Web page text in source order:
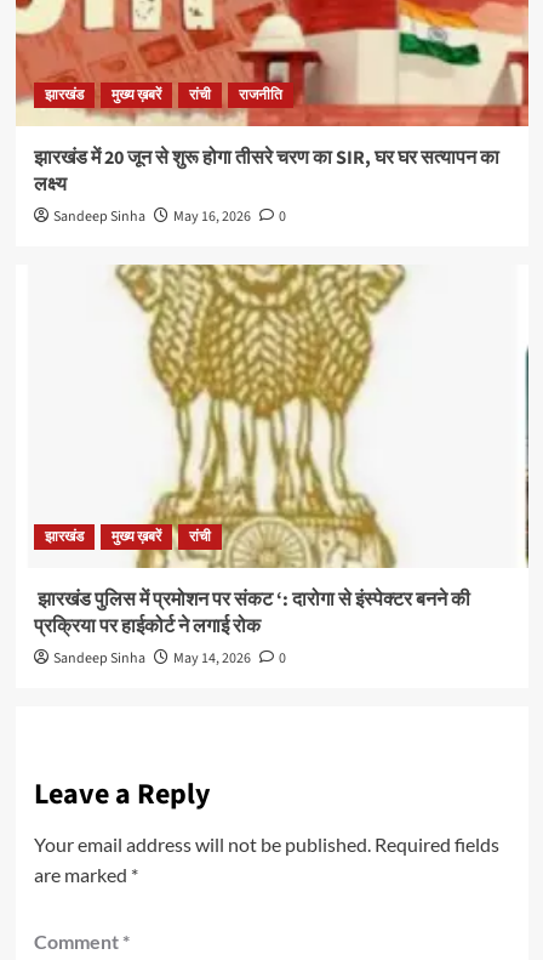
झारखंड मुख्य ख़बरें रांची राजनीति
झारखंड में 20 जून से शुरू होगा तीसरे चरण का SIR, घर घर सत्यापन का
लक्ष्य
Sandeep Sinha May 16, 2026 0
झारखंड मुख्य ख़बरें रांची
झारखंड पुलिस में प्रमोशन पर संकट ‘: दारोगा से इंस्पेक्टर बनने की
प्रक्रिया पर हाईकोर्ट ने लगाई रोक
Sandeep Sinha May 14, 2026 0
Leave a Reply
Your email address will not be published. Required fields
are marked *
Comment *